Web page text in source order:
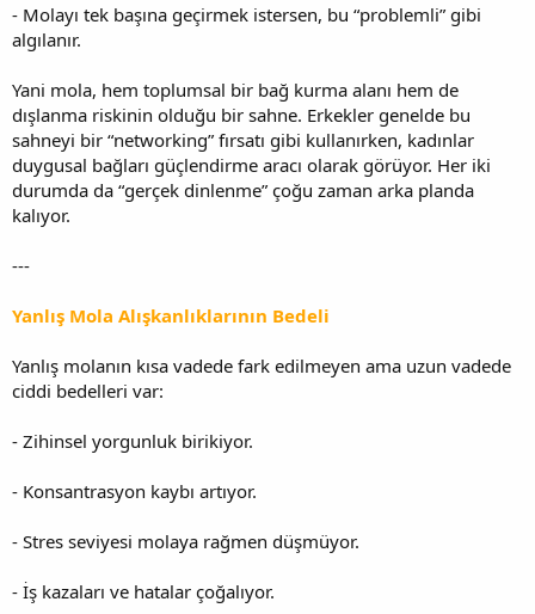
- Molayı tek başına geçirmek istersen, bu “problemli” gibi
algılanır.
Yani mola, hem toplumsal bir bağ kurma alanı hem de
dışlanma riskinin olduğu bir sahne. Erkekler genelde bu
sahneyi bir “networking” fırsatı gibi kullanırken, kadınlar
duygusal bağları güçlendirme aracı olarak görüyor. Her iki
durumda da “gerçek dinlenme” çoğu zaman arka planda
kalıyor.
---
Yanlış Mola Alışkanlıklarının Bedeli
Yanlış molanın kısa vadede fark edilmeyen ama uzun vadede
ciddi bedelleri var:
- Zihinsel yorgunluk birikiyor.
- Konsantrasyon kaybı artıyor.
- Stres seviyesi molaya rağmen düşmüyor.
- İş kazaları ve hatalar çoğalıyor.